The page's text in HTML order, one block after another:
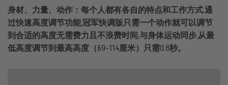
身材、力量、动作：每个人都有各自的特点和工作方式.通
过快速高度调节功能,冠军快调版只需一个动作就可以调节
到合适的高度无需费力且不浪费时间,与身体运动同步,从最
低高度调节到最高高度（69-114厘米）只需0.8秒。